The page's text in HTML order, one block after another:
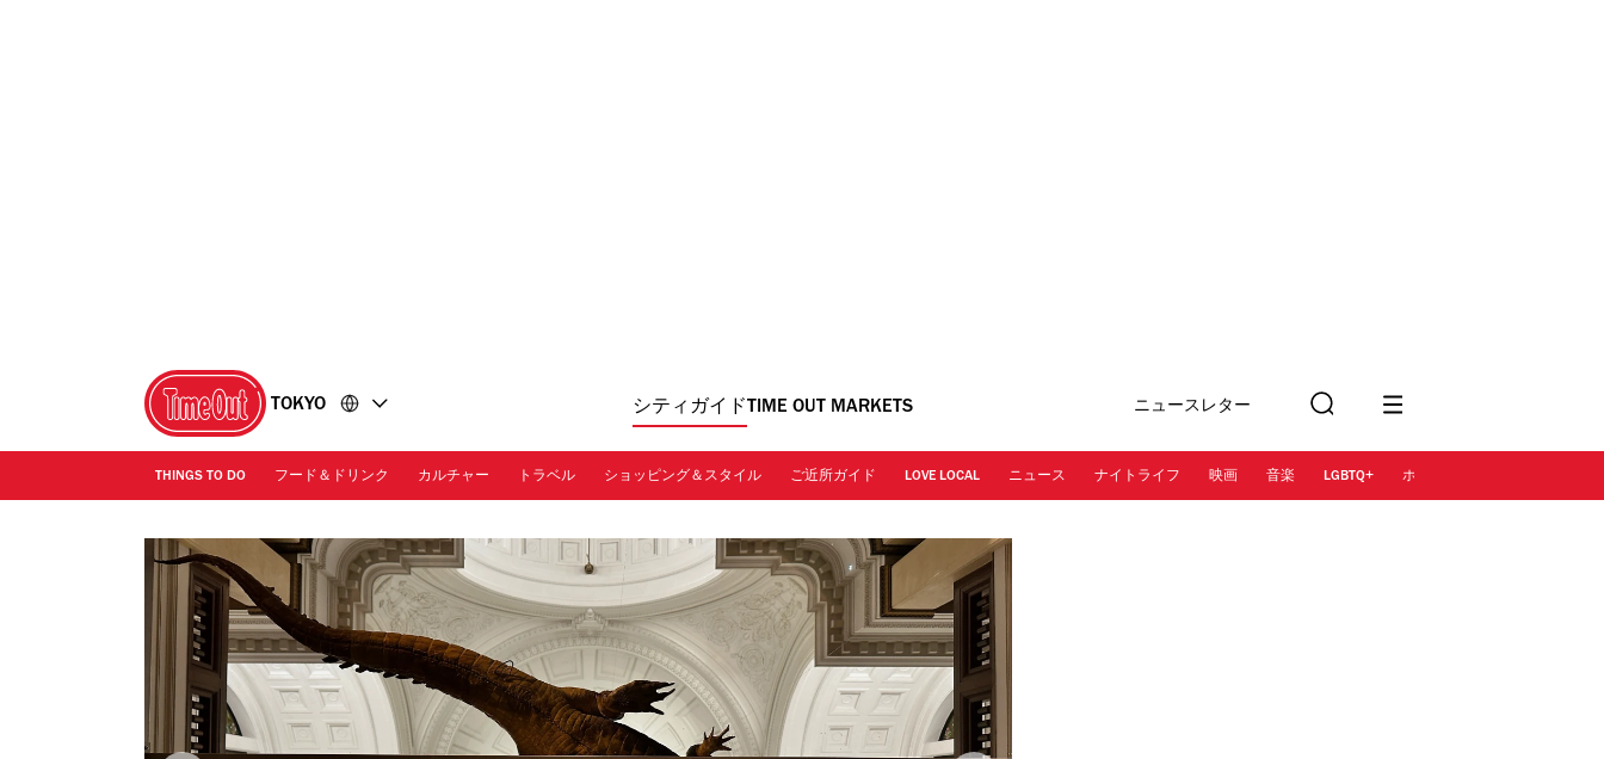
TOKYO シティガイド TIME OUT MARKETS ニュースレター
に登録
索
THINGS TO DO フード＆ドリンク カルチャー トラベル ショッピング＆スタイル ご近所ガイド LOVE LOCAL ニュース ナイトライフ 映画 音楽 LGBTQ+ ホテル